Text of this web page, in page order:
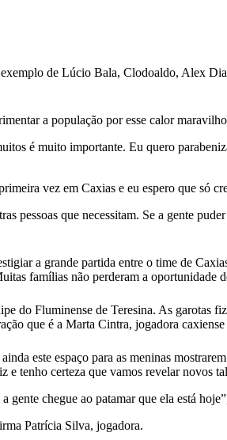
de Lúcio Bala, Clodoaldo, Alex
a população por esse calor
é muito importante. Eu quero
vez em Caxias e eu espero que só
pessoas que necessitam. Se a gente
a grande partida entre o time de
famílias não perderam a oportunidade
do Fluminense de Teresina. As garotas
que é a Marta Cintra, jogadora
este espaço para as meninas
e tenho certeza que vamos revelar novos
chegue ao patamar que ela está
Patrícia Silva, jogadora.